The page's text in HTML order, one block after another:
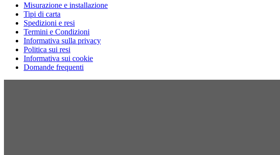
Misurazione e installazione
Tipi di carta
Spedizioni e resi
Termini e Condizioni
Informativa sulla privacy
Politica sui resi
Informativa sui cookie
Domande frequenti